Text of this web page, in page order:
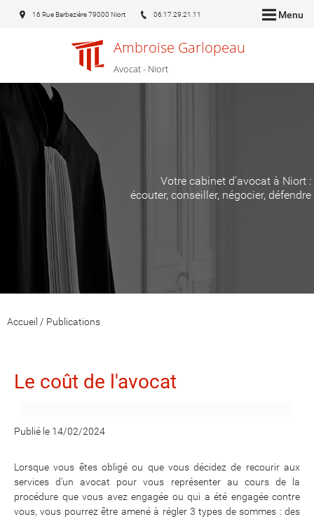
Menu
Ambroise Garlopeau
Avocat - Niort
16 Rue Barbezière 79000 Niort 06.17.29.21.11
Votre cabinet d'avocat à Niort :
écouter, conseiller, négocier, défendre
Accueil / Publications
Le coût de l'avocat
Publié le 14/02/2024
Lorsque vous êtes obligé ou que vous décidez de recourir aux
services d'un avocat pour vous représenter au cours de la
procédure que vous avez engagée ou qui a été engagée contre
vous, vous pourrez être amené à régler 3 types de sommes : des